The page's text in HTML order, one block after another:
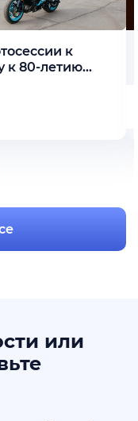
к
к 80-летию
или